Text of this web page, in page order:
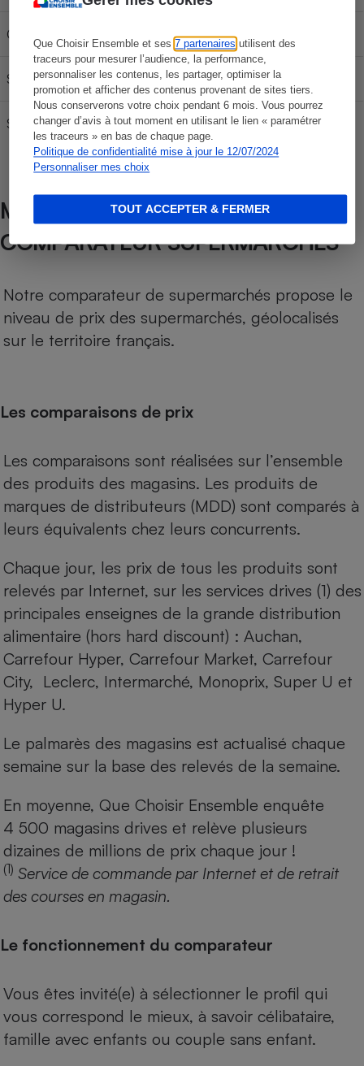
Que Choisir Ensemble et ses7 partenaires utilisent des
traceurs pour mesurer l’audience, la performance,
personnaliser les contenus, les partager, optimiser la
promotion et afficher des contenus provenant de sites tiers.
Nous conserverons votre choix pendant 6 mois. Vous pourrez
changer d’avis à tout moment en utilisant le lien « paramétrer
les traceurs » en bas de chaque page.
Politique de confidentialité mise à jour le 12/07/2024
Personnaliser mes choix
TOUT ACCEPTER & FERMER
Gazole 107,50 €
SP95 61,17 € 101,95 € 142,73 €
SP 98 62,37 € 103,95 € 145,53 €
MÉTHODOLOGIE DE NOTRE
COMPARATEUR SUPERMARCHÉS
Notre comparateur de supermarchés propose le
niveau de prix des supermarchés, géolocalisés
sur le territoire français.
Les comparaisons de prix
Les comparaisons sont réalisées sur l’ensemble
des produits des magasins. Les produits de
marques de distributeurs (MDD) sont comparés à
leurs équivalents chez leurs concurrents.
Chaque jour, les prix de tous les produits sont
relevés par Internet, sur les services drives (1) des
principales enseignes de la grande distribution
alimentaire (hors hard discount) : Auchan,
Carrefour Hyper, Carrefour Market, Carrefour
City, Leclerc, Intermarché, Monoprix, Super U et
Hyper U.
Le palmarès des magasins est actualisé chaque
semaine sur la base des relevés de la semaine.
En moyenne, Que Choisir Ensemble enquête
4 500 magasins drives et relève plusieurs
dizaines de millions de prix chaque jour !
(1) Service de commande par Internet et de retrait
des courses en magasin.
Le fonctionnement du comparateur
Vous êtes invité(e) à sélectionner le profil qui
vous correspond le mieux, à savoir célibataire,
famille avec enfants ou couple sans enfant.